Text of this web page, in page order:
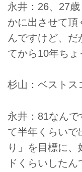
永井：26、27
かに出させて頂
んですけど、だ
てから10年ちょ
杉山：ベストス
永井：81なん
て半年くらいで
り」を目標に
ドくらいしたん